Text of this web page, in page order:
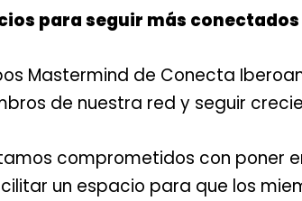
para seguir más
Mastermind de Conecta
de nuestra red y seguir
comprometidos con poner
un espacio para que los